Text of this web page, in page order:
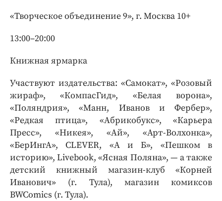
«Творческое объединение 9», г. Москва 10+
13:00–20:00
Книжная ярмарка
Участвуют издательства: «Самокат», «Розовый
жираф», «КомпасГид», «Белая ворона»,
«Поляндрия», «Манн, Иванов и Фербер»,
«Редкая птица», «Абрикобукс», «Карьера
Пресс», «Никея», «Ай», «Арт-Волхонка»,
«БерИнгА», CLEVER, «А и Б», «Пешком в
историю», Livebook, «Ясная Поляна», — а также
детский книжный магазин-клуб «Корней
Иванович» (г. Тула), магазин комиксов
BWComics (г. Тула).